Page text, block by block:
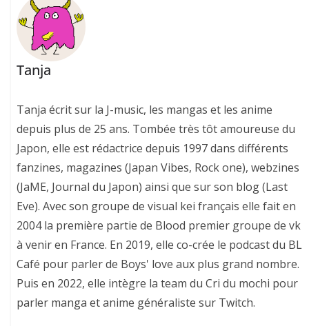
Tanja
Tanja écrit sur la J-music, les mangas et les anime
depuis plus de 25 ans. Tombée très tôt amoureuse du
Japon, elle est rédactrice depuis 1997 dans différents
fanzines, magazines (Japan Vibes, Rock one), webzines
(JaME, Journal du Japon) ainsi que sur son blog (Last
Eve). Avec son groupe de visual kei français elle fait en
2004 la première partie de Blood premier groupe de vk
à venir en France. En 2019, elle co-crée le podcast du BL
Café pour parler de Boys' love aux plus grand nombre.
Puis en 2022, elle intègre la team du Cri du mochi pour
parler manga et anime généraliste sur Twitch.